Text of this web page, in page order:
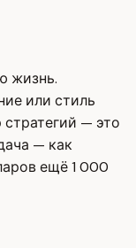
жизнь.
или стиль
— это
— как
ещё 1 000